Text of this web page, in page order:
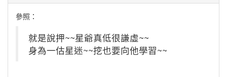
參照：
就是說押~~星爺真低很謙虛~~
身為一估星迷~~挖也要向他學習~~